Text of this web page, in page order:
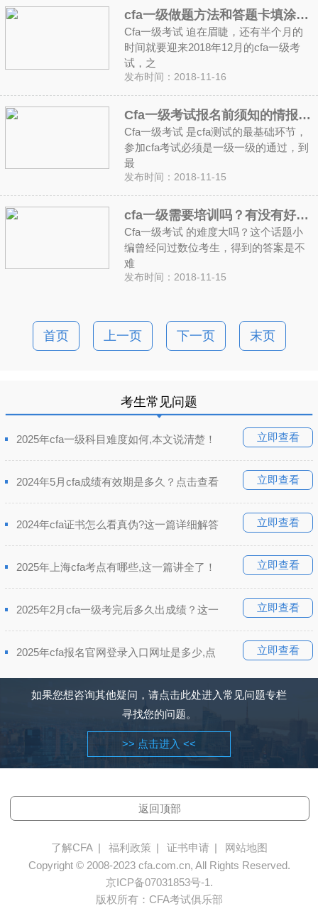
cfa一级做题方法和答题卡填涂方法
Cfa一级考试 迫在眉睫，还有半个月的
时间就要迎来2018年12月的cfa一级考
试，之
发布时间：2018-11-16
Cfa一级考试报名前须知的情报信息
Cfa一级考试 是cfa测试的最基础环节，
参加cfa考试必须是一级一级的通过，到
最
发布时间：2018-11-15
cfa一级需要培训吗？有没有好的备考策略
Cfa一级考试 的难度大吗？这个话题小
编曾经问过数位考生，得到的答案是不
难
发布时间：2018-11-15
首页 上一页 下一页 末页
考生常见问题
立即查看
2025年cfa一级科目难度如何,本文说清楚！
立即查看
2024年5月cfa成绩有效期是多久？点击查看
立即查看
2024年cfa证书怎么看真伪?这一篇详细解答
立即查看
2025年上海cfa考点有哪些,这一篇讲全了！
立即查看
2025年2月cfa一级考完后多久出成绩？这一
立即查看
2025年cfa报名官网登录入口网址是多少,点
如果您想咨询其他疑问，请点击此处进入常见问题专栏
寻找您的问题。
>> 点击进入 <<
返回顶部
了解CFA | 福利政策 | 证书申请 |
网站地图
Copyright © 2008-2023 cfa.com.cn, All Rights Reserved.
京ICP备07031853号-1.
版权所有：CFA考试俱乐部